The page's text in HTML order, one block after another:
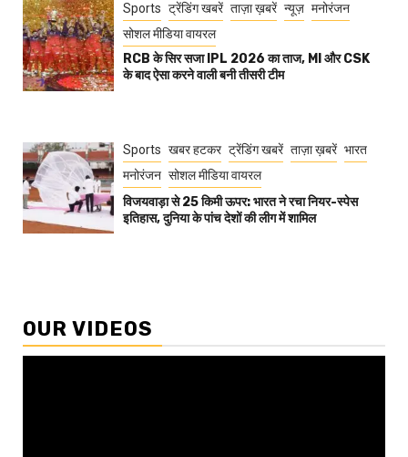
Sports ट्रेंडिंग खबरें ताज़ा ख़बरें न्यूज़ मनोरंजन
सोशल मीडिया वायरल
RCB के सिर सजा IPL 2026 का ताज, MI और CSK
के बाद ऐसा करने वाली बनी तीसरी टीम
Sports खबर हटकर ट्रेंडिंग खबरें ताज़ा ख़बरें भारत
मनोरंजन सोशल मीडिया वायरल
विजयवाड़ा से 25 किमी ऊपर: भारत ने रचा नियर-स्पेस
इतिहास, दुनिया के पांच देशों की लीग में शामिल
OUR VIDEOS